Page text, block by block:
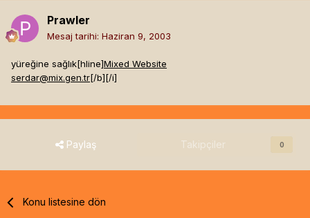
Prawler
Mesaj tarihi: Haziran 9, 2003
yüreğine sağlık[hline]Mixed Website
serdar@mix.gen.tr[/b][/i]
Paylaş Takipçiler 0
Konu listesine dön